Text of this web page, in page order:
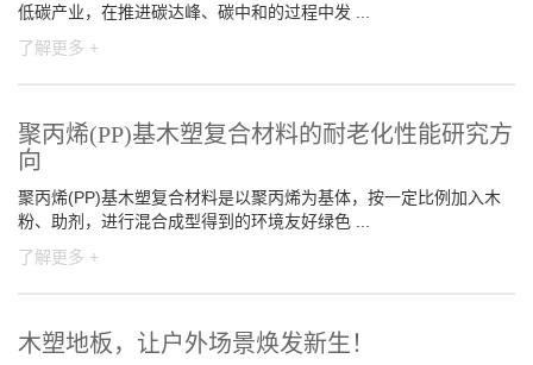
低碳产业，在推进碳达峰、碳中和的过程中发 ...
了解更多 +
聚丙烯(PP)基木塑复合材料的耐老化性能研究方
向
聚丙烯(PP)基木塑复合材料是以聚丙烯为基体，按一定比例加入木
粉、助剂，进行混合成型得到的环境友好绿色 ...
了解更多 +
木塑地板，让户外场景焕发新生！